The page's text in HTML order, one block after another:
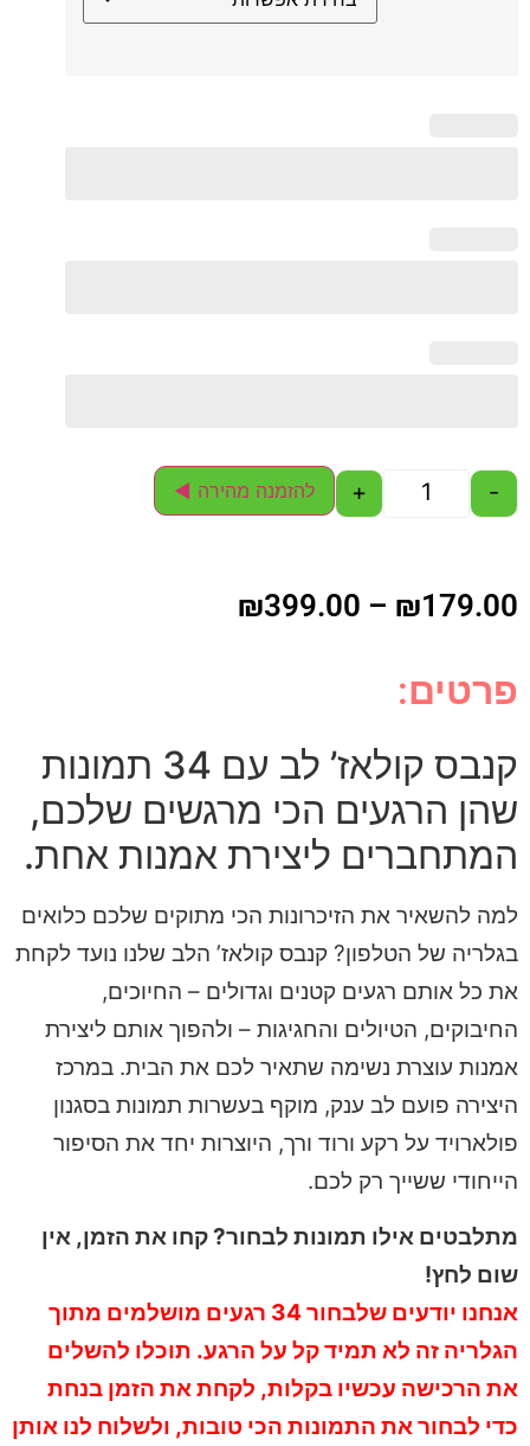
-
+ להזמנה מהירה ◄
₪179.00
–
₪399.00
פרטים:
קנבס קולאז’ לב עם 34 תמונות
שהן הרגעים הכי מרגשים שלכם,
המתחברים ליצירת אמנות אחת.
למה להשאיר את הזיכרונות הכי מתוקים שלכם כלואים
בגלריה של הטלפון? קנבס קולאז’ הלב שלנו נועד לקחת
את כל אותם רגעים קטנים וגדולים – החיוכים,
החיבוקים, הטיולים והחגיגות – ולהפוך אותם ליצירת
אמנות עוצרת נשימה שתאיר לכם את הבית. במרכז
היצירה פועם לב ענק, מוקף בעשרות תמונות בסגנון
פולארויד על רקע ורוד ורך, היוצרות יחד את הסיפור
הייחודי ששייך רק לכם.
מתלבטים אילו תמונות לבחור? קחו את הזמן, אין
שום לחץ!
אנחנו יודעים שלבחור 34 רגעים מושלמים מתוך
הגלריה זה לא תמיד קל על הרגע. תוכלו להשלים
את הרכישה עכשיו בקלות, לקחת את הזמן בנחת
כדי לבחור את התמונות הכי טובות, ולשלוח לנו אותן